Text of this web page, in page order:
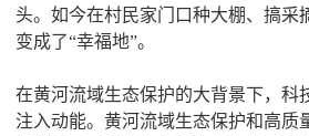
头。如今在村民家门口种大棚、搞采
变成了“幸福地”。
在黄河流域生态保护的大背景下，科
注入动能。黄河流域生态保护和高质